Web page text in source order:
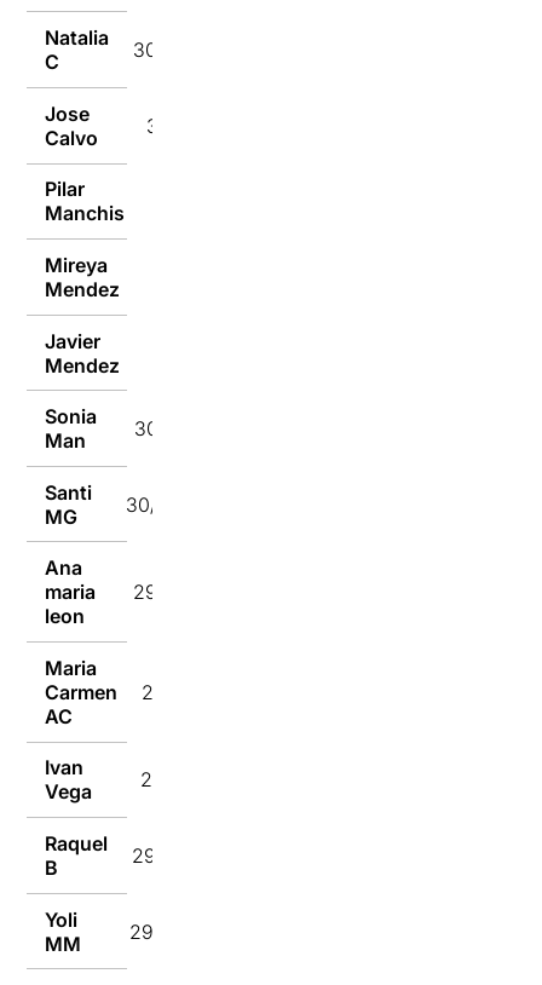
Natalia
C
30/10/2024
Jose
Calvo
30/10/2024
Pilar
Manchis
Mireya
Mendez
Javier
Mendez
Sonia
Man
30/10/2024
Santi
MG
30/10/2024
Ana
maria
leon
29/10/2024
Maria
Carmen
AC
29/10/2024
Ivan
Vega
29/10/2024
Raquel
B
29/10/2024
Yoli
MM
29/10/2024